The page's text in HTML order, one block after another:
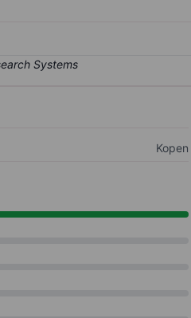
Kopen